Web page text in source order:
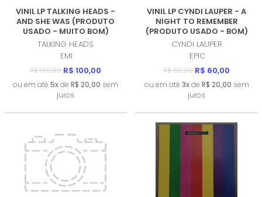
VINIL LP TALKING HEADS -
AND SHE WAS (PRODUTO
USADO - MUITO BOM)
TALKING HEADS
EMI
R$ 100,00 R$ 100,00
ou em até 5xde R$ 20,00 sem
juros
VINIL LP CYNDI LAUPER - A
NIGHT TO REMEMBER
(PRODUTO USADO - BOM)
CYNDI LAUPER
EPIC
R$ 60,00 R$ 60,00
ou em até 3xde R$ 20,00 sem
juros